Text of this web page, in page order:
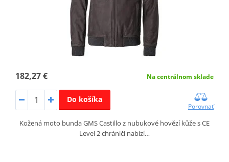
182,27 € Na centrálnom sklade
Do košíka
Porovnať
Kožená moto bunda GMS Castillo z nubukové hovězí kůže s CE
Level 2 chrániči nabízí…